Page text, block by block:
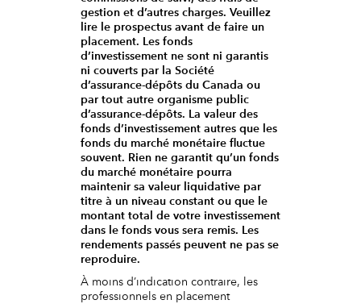
gestion et d’autres charges. Veuillez
lire le prospectus avant de faire un
placement. Les fonds
d’investissement ne sont ni garantis
ni couverts par la Société
d’assurance-dépôts du Canada ou
par tout autre organisme public
d’assurance-dépôts. La valeur des
fonds d’investissement autres que les
fonds du marché monétaire fluctue
souvent. Rien ne garantit qu’un fonds
du marché monétaire pourra
maintenir sa valeur liquidative par
titre à un niveau constant ou que le
montant total de votre investissement
dans le fonds vous sera remis. Les
rendements passés peuvent ne pas se
reproduire.
À moins d’indication contraire, les
professionnels en placement